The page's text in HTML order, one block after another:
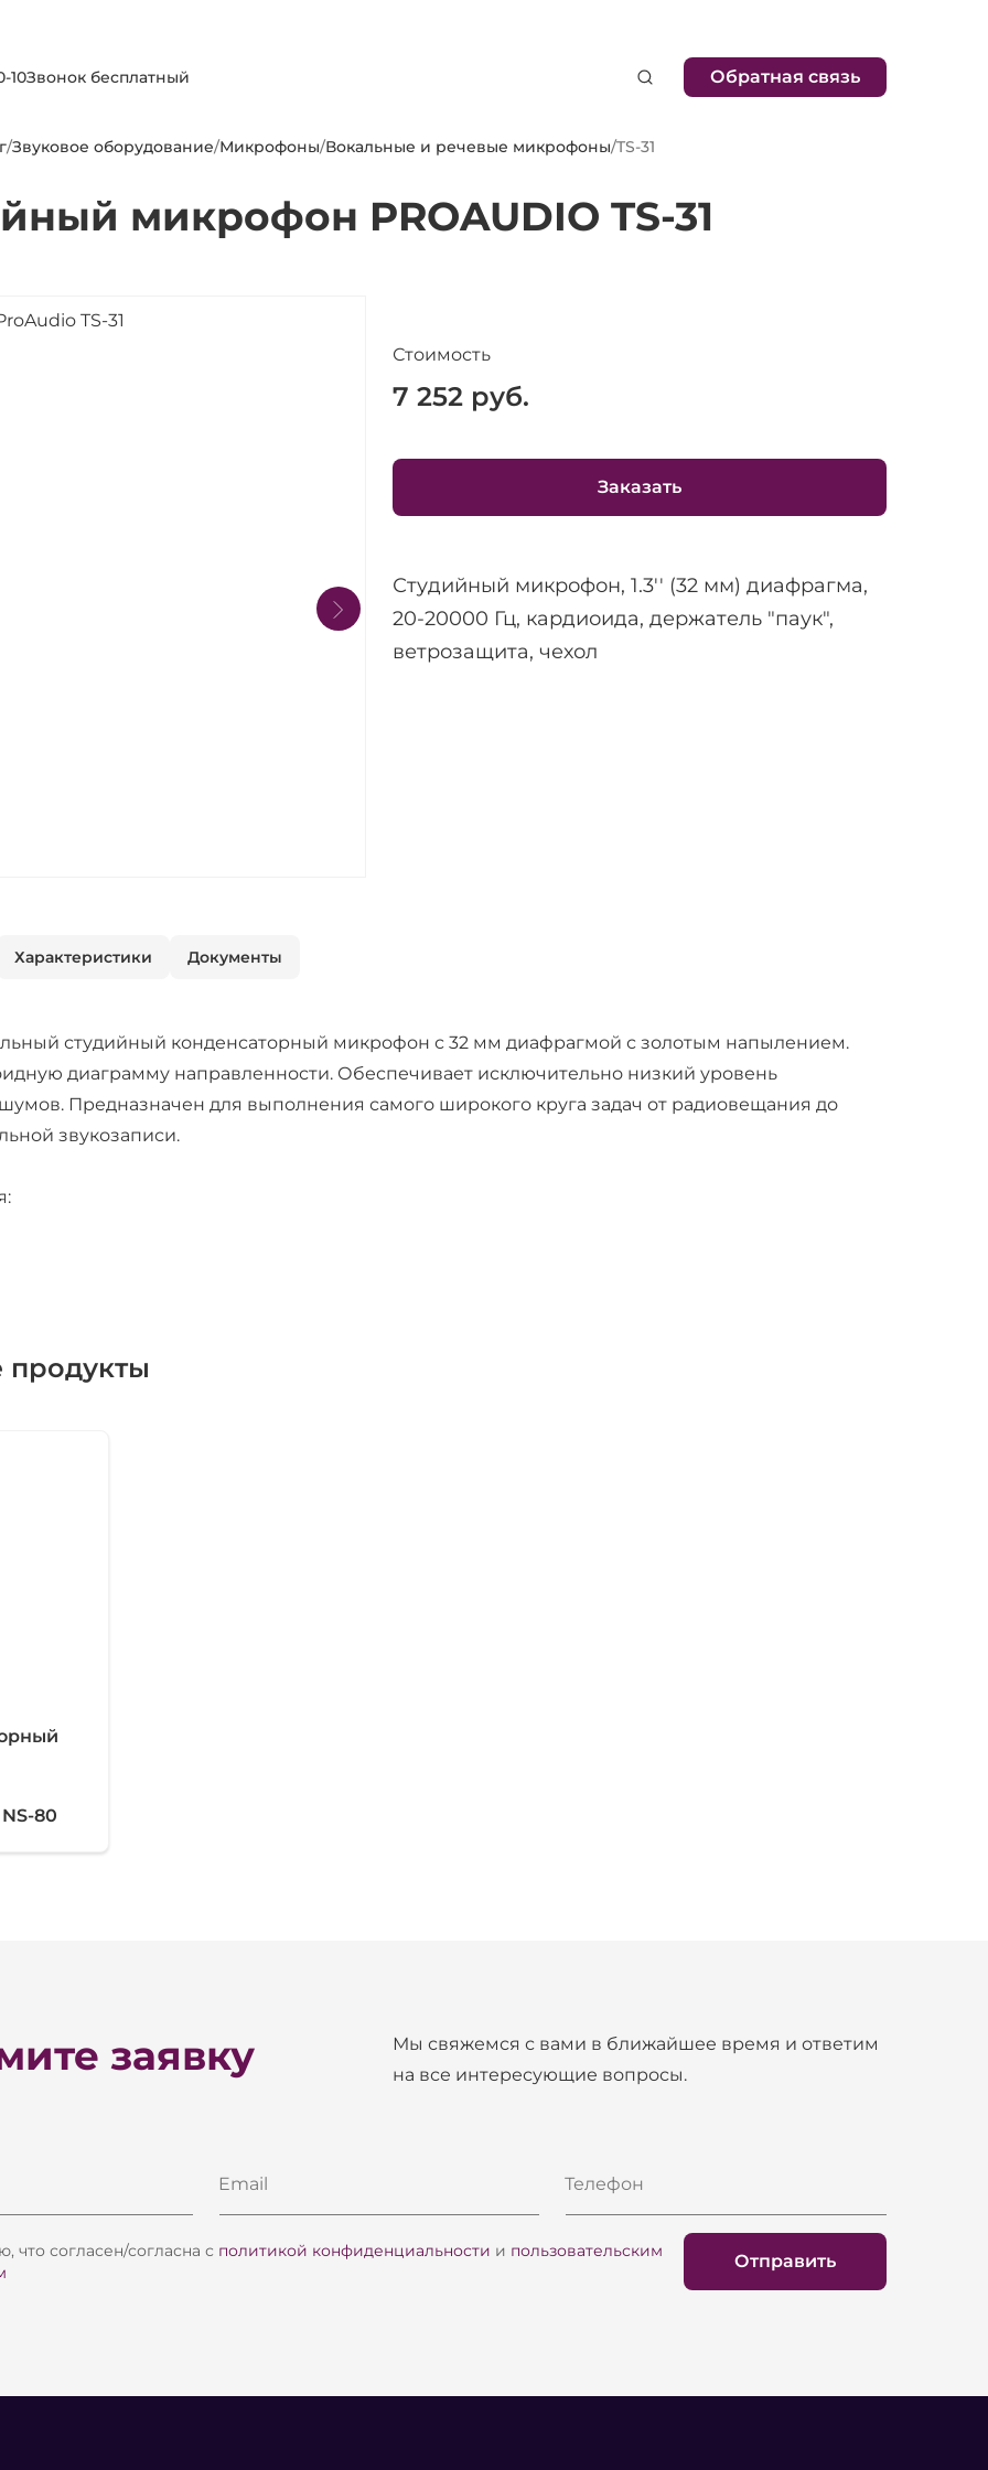
10Звонок бесплатный Обратная связь
/Звуковое оборудование/Микрофоны/Вокальные и речевые микрофоны/TS-31
микрофон PROAUDIO TS-31
Стоимость
7 252 руб.
Заказать
Студийный микрофон, 1.3'' (32 мм) диафрагма,
20-20000 Гц, кардиоида, держатель "паук",
ветрозащита, чехол
Характеристики Документы
студийный конденсаторный микрофон с 32 мм диафрагмой с золотым напылением.
диаграмму направленности. Обеспечивает исключительно низкий уровень
Предназначен для выполнения самого широкого круга задач от радиовещания до
звукозаписи.
можно обеспечить либо с помощью микшерного пульта либо с помощью внешнего
питания.
80
заявку
Мы свяжемся с вами в ближайшее время и ответим
на все интересующие вопросы.
Email Телефон
что согласен/согласна с политикой конфиденциальности и пользовательским
Отправить